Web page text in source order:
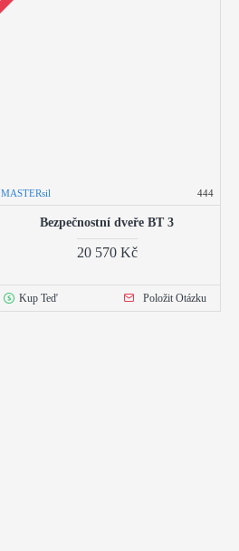
MASTERsil 444
Bezpečnostní dveře BT 3
20 570 Kč
Kup Teď Položit Otázku